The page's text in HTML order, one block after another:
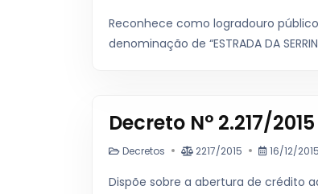
Reconhece como logradouro
denominação de “ESTRADA DA
Decreto N° 2.217/2015
Decretos 2217/2015 16/12/2015
Dispõe sobre a abertura de crédito